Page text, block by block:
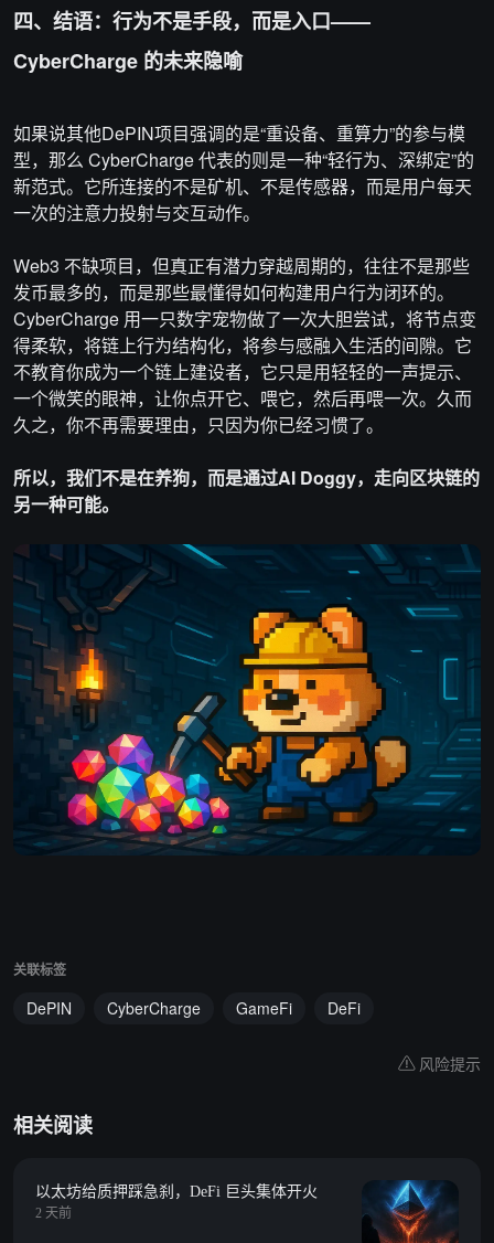
四、结语：行为不是手段，而是入口——
CyberCharge 的未来隐喻
如果说其他DePIN项目强调的是“重设备、重算力”的参与模
型，那么 CyberCharge 代表的则是一种“轻行为、深绑定”的
新范式。它所连接的不是矿机、不是传感器，而是用户每天
一次的注意力投射与交互动作。
Web3 不缺项目，但真正有潜力穿越周期的，往往不是那些
发币最多的，而是那些最懂得如何构建用户行为闭环的。
CyberCharge 用一只数字宠物做了一次大胆尝试，将节点变
得柔软，将链上行为结构化，将参与感融入生活的间隙。它
不教育你成为一个链上建设者，它只是用轻轻的一声提示、
一个微笑的眼神，让你点开它、喂它，然后再喂一次。久而
久之，你不再需要理由，只因为你已经习惯了。
所以，我们不是在养狗，而是通过AI Doggy，走向区块链的
另一种可能。
关联标签
DePIN CyberCharge GameFi DeFi
风险提示
相关阅读
以太坊给质押踩急刹，DeFi 巨头集体开火
2 天前